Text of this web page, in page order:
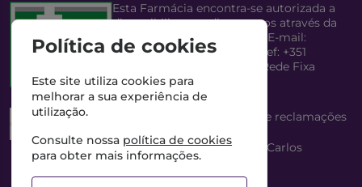
Esta Farmácia encontra-se autorizada a
disponibilizar medicamentos através da
Internet, pelo Infarmed, I.P. E-mail:
infarmed@infarmed.pt
| Telef: +351
217987100 (Chamada para Rede Fixa
Nacional)
Esta Farmácia dispõe de livro de reclamações
Director Técnico e Proprietário: António Carlos
Saraiva Cabral Costa
Política de cookies
Este site utiliza cookies para
melhorar a sua experiência de
utilização.
Consulte nossa política de cookies
para obter mais informações.